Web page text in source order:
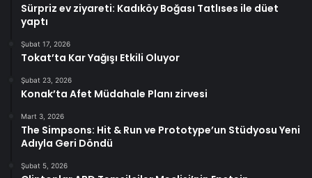
Sürpriz ev ziyareti: Kadıköy Boğası Tatlıses ile düet
yaptı
Şubat 17, 2026
Tokat’ta Kar Yağışı Etkili Oluyor
Şubat 23, 2026
Konak’ta Afet Müdahale Planı zirvesi
Mart 3, 2026
The Simpsons: Hit & Run ve Prototype’un Stüdyosu Yeni
Adıyla Geri Döndü
Şubat 5, 2026